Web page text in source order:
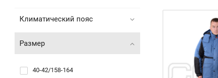
Климатический пояс
Размер
40-42/158-164